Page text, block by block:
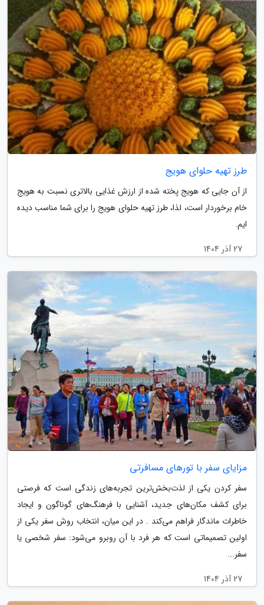
طرز تهیه حلوای هویج
از آن جایی که هویج پخته شده از ارزش غذایی بالاتری نسبت به هویج
خام برخوردار است، لذا، طرز تهیه حلوای هویج را برای شما مناسب دیده
ایم.
27 آذر 1404
مزایای سفر با تورهای مسافرتی
سفر کردن یکی از لذت‌بخش‌ترین تجربه‌های زندگی است که فرصتی
برای کشف مکان‌های جدید، آشنایی با فرهنگ‌های گوناگون و ایجاد
خاطرات ماندگار فراهم می‌کند . در این میان، انتخاب روش سفر یکی از
اولین تصمیماتی است که هر فرد با آن روبرو می‌شود: سفر شخصی یا
سفر...
27 آذر 1404